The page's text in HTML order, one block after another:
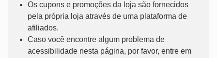
Os cupons e promoções da loja são fornecidos
pela própria loja através de uma plataforma de
afiliados.
Caso você encontre algum problema de
acessibilidade nesta página, por favor, entre em